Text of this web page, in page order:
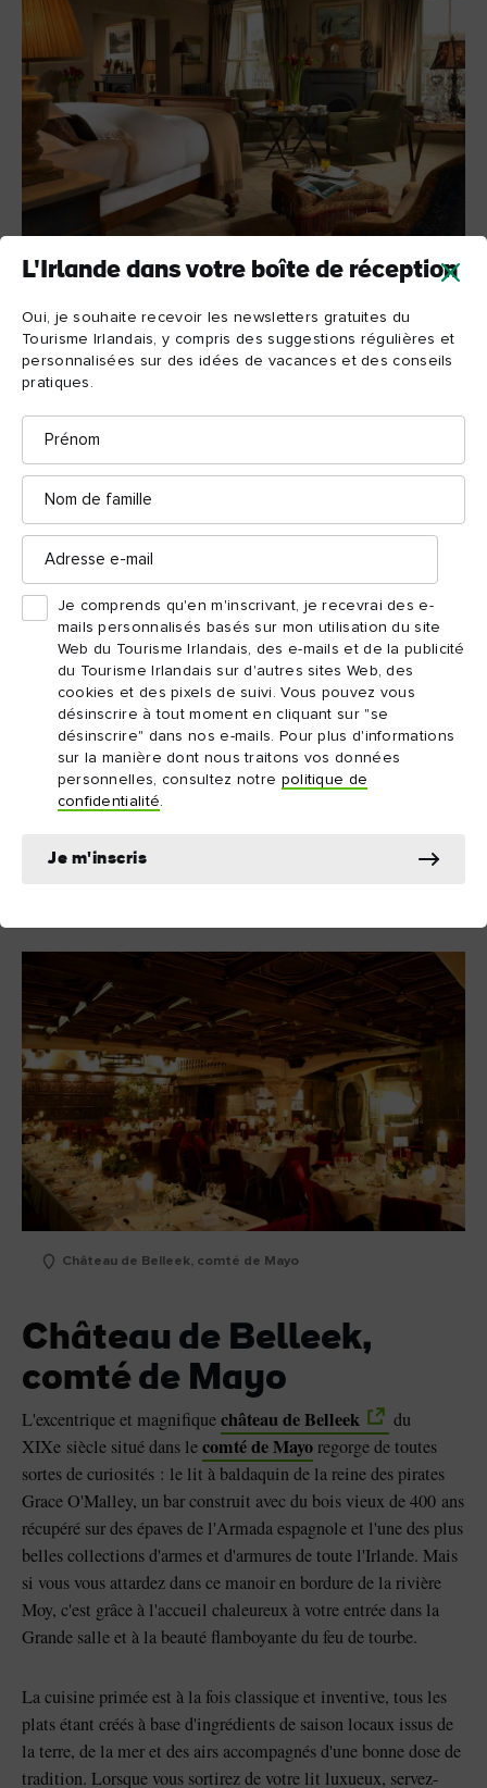
L'Irlande dans votre boîte de réception
Oui, je souhaite recevoir les newsletters gratuites du
Tourisme Irlandais, y compris des suggestions régulières et
personnalisées sur des idées de vacances et des conseils
pratiques.
Prénom
Nom
Adresse
Je comprends qu'en m'inscrivant, je recevrai des e-
mails personnalisés basés sur mon utilisation du site
Web du Tourisme Irlandais, des e-mails et de la publicité
du Tourisme Irlandais sur d'autres sites Web, des
cookies et des pixels de suivi. Vous pouvez vous
désinscrire à tout moment en cliquant sur "se
désinscrire" dans nos e-mails. Pour plus d'informations
sur la manière dont nous traitons vos données
personnelles, consultez notre politique de
confidentialité.
Je m'inscris
Ice House Hotel, comté
de Mayo
Malgré son nom, l'
En réalité, il doit son nom au fait qu'il s'agit d'un ancien
magasin et entrepôt de glace. C'est un hôtel-boutique de luxe
perché au bord de la rivière Moy. Si vous êtes en quête de vues
splendides, contemplez depuis ses immenses baies vitrées les
eaux bleu marine sur lesquelles des pêcheurs taquinent le
poisson. Il y a pire comme panorama !
Le Chill Spa est un endroit vraiment unique, avec des produits
du fournisseur localVoya Seaweed Baths
… Même le bain
d'algues extérieur est beaucoup plus agréable qu'on ne le pense.
Et ces panoramas vous donnent la sensation d'être en parfaite
harmonie avec la nature. En flânant un peu plus loin, réservez
une visite duFoxford Woollen Mills Centre
les artisans et découvrez l'histoire et les techniques de ces
Château de Belleek, comté de Mayo
Château de Belleek,
comté de Mayo
L'excentrique et magnifiquechâteau de Belleek
du
XIXe siècle situé dans lecomté de Mayoregorge de toutes
sortes de curiosités : le lit à baldaquin de la reine des pirates
Grace O'Malley, un bar construit avec du bois vieux de 400 ans
récupéré sur des épaves de l'Armada espagnole et l'une des plus
belles collections d'armes et d'armures de toute l'Irlande. Mais
si vous vous attardez dans ce manoir en bordure de la rivière
Moy, c'est grâce à l'accueil chaleureux à votre entrée dans la
Grande salle et à la beauté flamboyante du feu de tourbe.
La cuisine primée est à la fois classique et inventive, tous les
plats étant créés à base d'ingrédients de saison locaux issus de
la terre, de la mer et des airs accompagnés d'une bonne dose de
tradition. Lorsque vous sortirez de votre lit luxueux, servez-